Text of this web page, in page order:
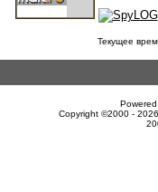
Текущее
Copyright ©2000 -